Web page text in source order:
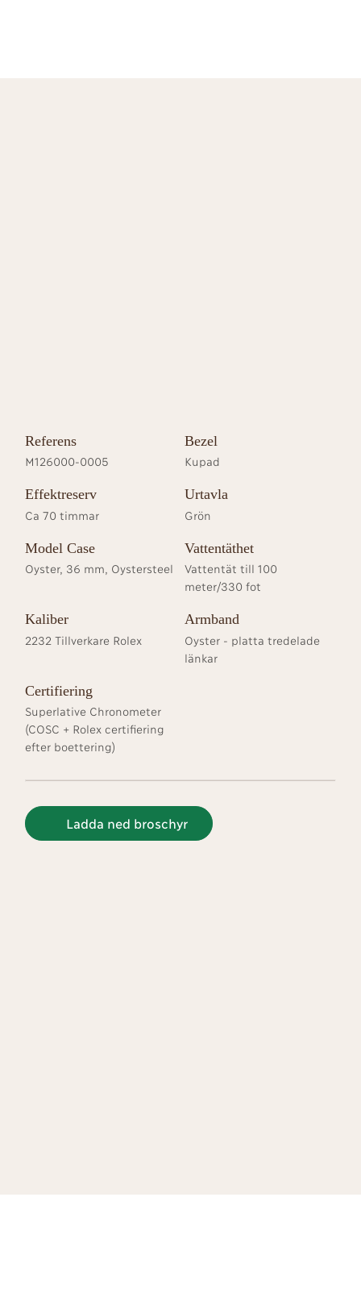
Referens
M126000-0005
Bezel
Kupad
Effektreserv
Ca 70 timmar
Urtavla
Grön
Model Case
Oyster, 36 mm, Oystersteel
Vattentäthet
Vattentät till 100
meter/330 fot
Kaliber
2232 Tillverkare Rolex
Armband
Oyster - platta tredelade
länkar
Certifiering
Superlative Chronometer
(COSC + Rolex certifiering
efter boettering)
Ladda ned broschyr